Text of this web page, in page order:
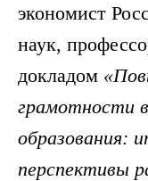
экономист
наук,
докладом
грамотности
образования:
перспективы